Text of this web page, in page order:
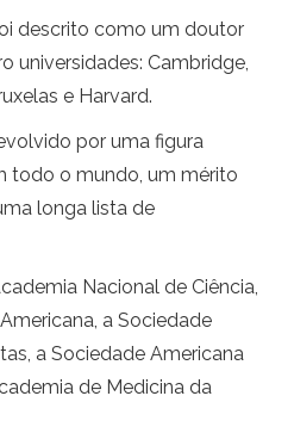
descrito como um doutor
universidades: Cambridge,
e Harvard.
por uma figura
todo o mundo, um mérito
longa lista de
Nacional de Ciência,
a Sociedade
a Sociedade Americana
de Medicina da